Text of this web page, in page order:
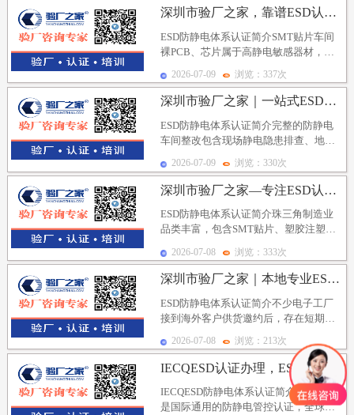
深圳市验厂之家，靠谱ESD认证辅导公司，适配SMT、...
ESD防静电体系认证简介SMT贴片车间
裸PCB、芯片属于高静电敏感器材，汽
求严苛，两类...
2026-07-09 浏览：337次
深圳市验厂之家｜一站式ESD认证辅导服务商，静电车间...
ESD防静电体系认证简介完整的防静电
车间整改包含现场静电隐患排查、地面/
台面/接地硬件改造、分区缓冲区域规
划、敏感器材屏...
2026-07-09 浏览：330次
深圳市验厂之家—专注ESD认证辅导，深耕珠三角制造业...
ESD防静电体系认证简介珠三角制造业
品类丰富，包含SMT贴片、塑胶注塑、
行业，不同行业...
2026-07-08 浏览：333次
深圳市验厂之家｜本地专业ESD认证辅导公司，快速搞定...
ESD防静电体系认证简介不少电子工厂
接到海外客户供货邀约后，存在短期取
改、通过审核拿到E...
2026-07-08 浏览：213次
IECQESD防静电体系认证简介IECQ体系
是国际通用的防静电管控认证，全球电